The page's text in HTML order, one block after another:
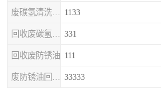
1133
331
回收废防锈油 111
33333